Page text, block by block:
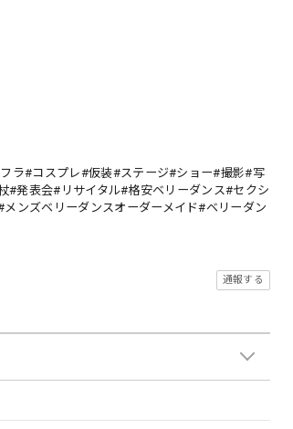
ラ#コスプレ#仮装#ステージ#ショー#撮影#写
発表会#リサイタル#格安ベリーダンス#セクシ
ンズベリーダンスオーダーメイド#ベリーダン
通報する